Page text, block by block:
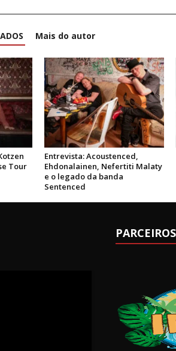
Mais do autor
Tour
Entrevista: Acoustenced,
Ehdonalainen, Nefertiti Malaty
e o legado da banda
Sentenced
PARCEIROS